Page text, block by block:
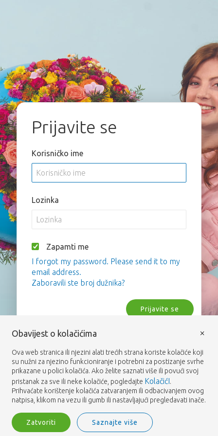
Prijavite se
Korisničko ime
Lozinka
Zapamti me
I forgot my password. Please send it to my
email address.
Zaboravili ste broj dužnika?
Prijavite se
Obavijest o kolačićima
Ova web stranica ili njezini alati trećih strana koriste kolačiće koji
su nužni za njezino funkcioniranje i potrebni za postizanje svrhe
prikazane u polici kolačića. Ako želite saznati više ili povući svoj
pristanak za sve ili neke kolačiće, pogledajte KolačićI.
Prihvaćate korištenje kolačića zatvaranjem ili odbacivanjem ovog
natpisa, klikom na vezu ili gumb ili nastavljajući pregledavati inače.
Zatvoriti Saznajte više
×